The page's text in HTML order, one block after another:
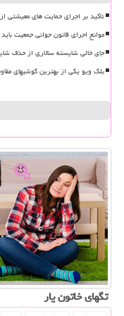
تاکید بر اجرای حمایت های معیشتی
موانع اجرای قانون جوانی جمعیت
جای خالی شایسته سالاری از حذف
بلک ویو یکی از بهترین گوشیهای
تگهای خاتون یار